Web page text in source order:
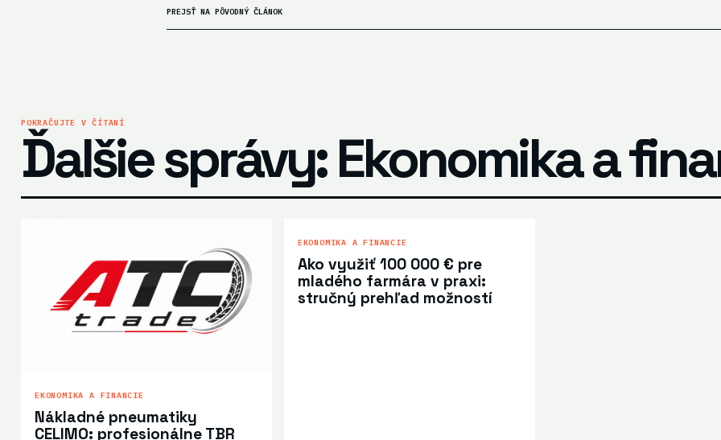
PREJSŤ NA PÔVODNÝ ČLÁNOK
POKRAČUJTE V ČÍTANÍ
Ďalšie správy: Ekonomika a
EKONOMIKA A FINANCIE
Nákladné pneumatiky
CELIMO: profesionálne TBR
EKONOMIKA A FINANCIE
Ako využiť 100 000 € pre
mladého farmára v praxi:
stručný prehľad možností